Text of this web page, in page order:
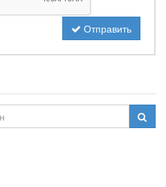
Отправить